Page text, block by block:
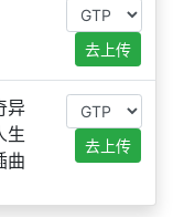
去上传
异
生
曲
去上传